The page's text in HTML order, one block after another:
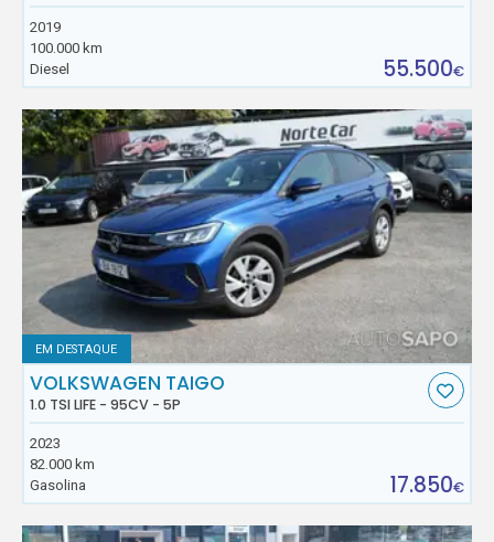
2019
100.000 km
Diesel
55.500€
EM DESTAQUE
VOLKSWAGEN TAIGO
1.0 TSI LIFE - 95CV - 5P
2023
82.000 km
Gasolina
17.850€